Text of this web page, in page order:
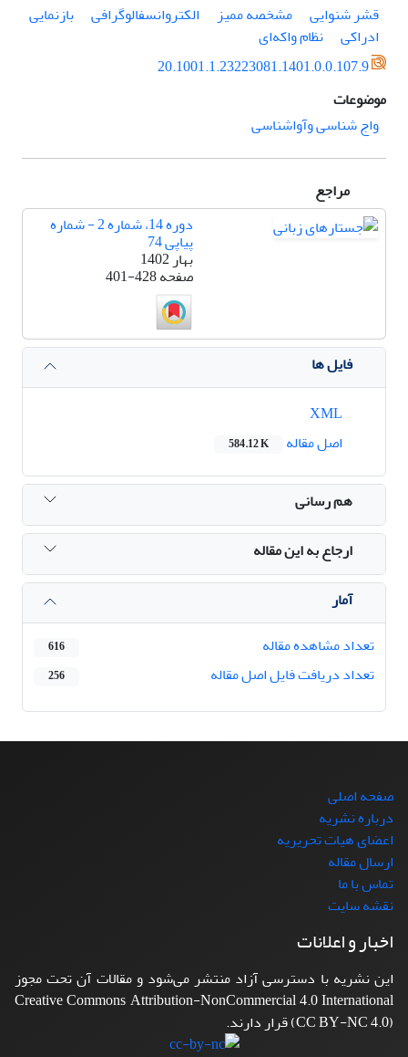
قشر شنوایی
مشخصه ممیز الکتروانسفالوگرافی
بازنمایی
ادراکی
نظام واکه‌ای
20.1001.1.23223081.1401.0.0.107.9
موضوعات
واج شناسی وآواشناسی
مراجع
دوره 14، شماره 2 - شماره
پیاپی 74
بهار 1402
صفحه401-428
فایل ها
اصل مقاله
584.12 K
هم رسانی
ارجاع به این مقاله
آمار
تعداد مشاهده مقاله
616
تعداد دریافت فایل اصل مقاله 256
صفحه اصلی
درباره نشریه
اعضای هیات تحریریه
ارسال مقاله
تماس با ما
نقشه سایت
اخبار و اعلانات
این نشریه با دسترسی آزاد منتشر می‌شود و مقالات آن تحت مجوز
Creative Commons Attribution-NonCommercial 4.0 International
(CC BY-NC 4.0) قرار دارند.